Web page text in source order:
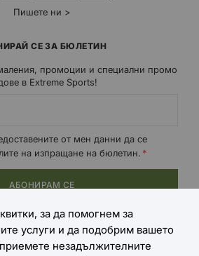
Пишете ни >
СЕ ЗА БЮЛЕТИН
промоции и специални промо
в Extreme Sports!
от мен данни да се
на изпращане на бюлетин.
АБОНИРАМ СЕ
НА ПЛАЩАНЕ
за да помогнем за
услуги и да подобрим вашето
незадължителните